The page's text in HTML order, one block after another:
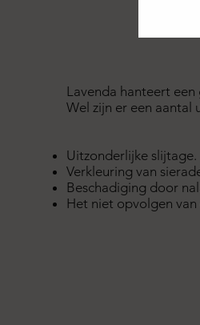
Lavenda hanteert
Wel zijn er een aantal
Uitzonderlijke slijtage.
Verkleuring van
Beschadiging door
Het niet opvolgen